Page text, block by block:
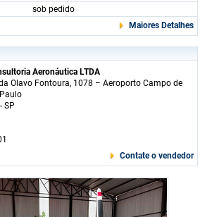
sob pedido
Maiores Detalhes
Aeronáutica LTDA
Olavo Fontoura, 1078 – Aeroporto Campo de
SP
Contate o vendedor